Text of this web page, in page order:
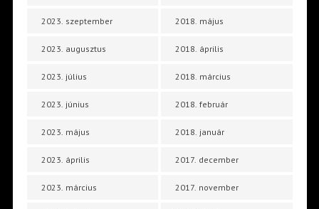
2023. szeptember
2023. augusztus
2023. július
2023. június
2023. május
2023. április
2023. március
2018. május
2018. április
2018. március
2018. február
2018. január
2017. december
2017. november